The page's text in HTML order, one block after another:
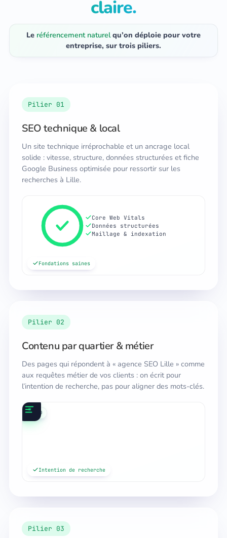
claire.
Le référencement naturelqu’on déploie pour votre
entreprise, sur trois piliers.
Pilier 01
SEO technique & local
Un site technique irréprochable et un ancrage local
solide : vitesse, structure, données structurées et fiche
Google Business optimisée pour ressortir sur les
recherches à Lille.
Core Web Vitals
Données structurées
Maillage & indexation
Fondations saines
Pilier 02
Contenu par quartier & métier
Des pages qui répondent à « agence SEO Lille » comme
aux requêtes métier de vos clients : on écrit pour
l’intention de recherche, pas pour aligner des mots-clés.
SEO
local
Intention de recherche
Pilier 03